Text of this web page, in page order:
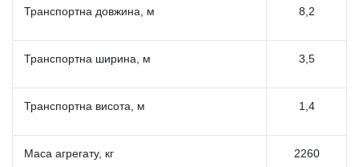
Транспортна довжина, м 8,2
Транспортна ширина, м 3,5
Транспортна висота, м 1,4
Маса агрегату, кг 2260